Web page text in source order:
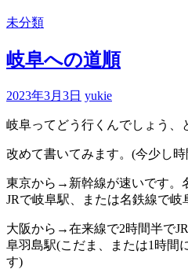
未分類
岐阜への道順
2023年3月3日 yukie
岐阜ってどう行くんでしょう、
改めて書いてみます。(今少し
東京から→新幹線が速いです。
JRで岐阜駅、または名鉄線で岐
大阪から→在来線で2時間半で
阜羽島駅(こだま、または1時間
す)